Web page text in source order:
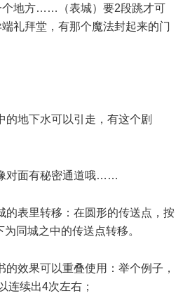
个地方……（表城）要2段跳才可
礼拜堂，有那个魔法封起来的门
的地下水可以引走，有这个剧
对面有秘密通道哦……
的表里转移：在圆形的传送点，按
同城之中的传送点转移。
的效果可以重叠使用：举个例子，
连续出4次左右；